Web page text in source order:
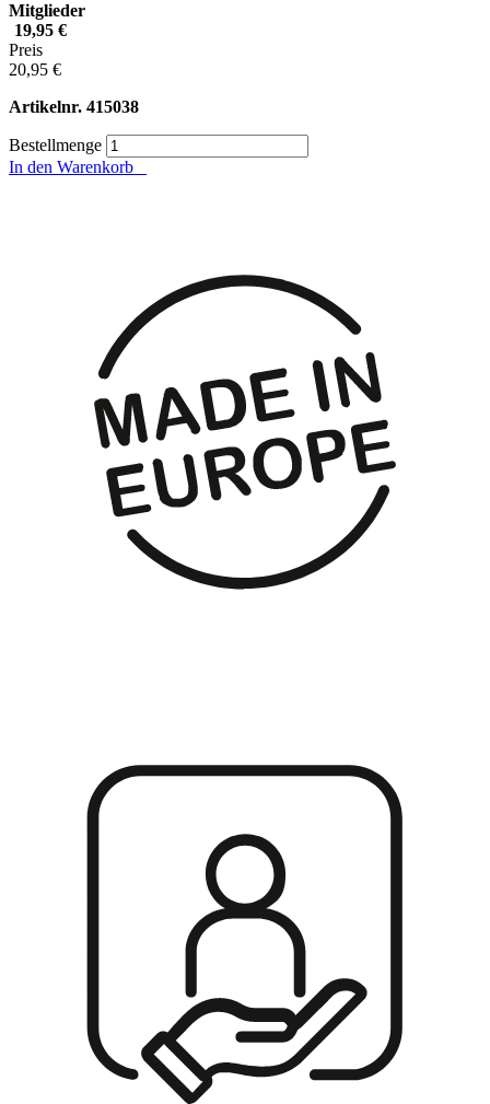
Mitglieder
19,95 €
Preis
20,95 €
Artikelnr. 415038
Bestellmenge
In den Warenkorb